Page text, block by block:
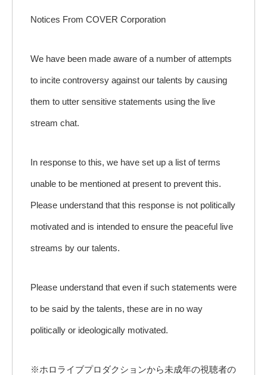
Notices From COVER Corporation
We have been made aware of a number of attempts
to incite controversy against our talents by causing
them to utter sensitive statements using the live
stream chat.
In response to this, we have set up a list of terms
unable to be mentioned at present to prevent this.
Please understand that this response is not politically
motivated and is intended to ensure the peaceful live
streams by our talents.
Please understand that even if such statements were
to be said by the talents, these are in no way
politically or ideologically motivated.
※ホロライブプロダクションから未成年の視聴者の